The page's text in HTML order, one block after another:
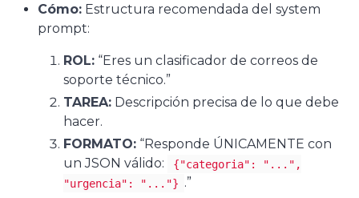
Cómo: Estructura recomendada del system
prompt:
ROL: “Eres un clasificador de correos de
soporte técnico.”
TAREA: Descripción precisa de lo que debe
hacer.
FORMATO: “Responde ÚNICAMENTE con
un JSON válido:
{"categoria": "...",
"urgencia": "..."} .”